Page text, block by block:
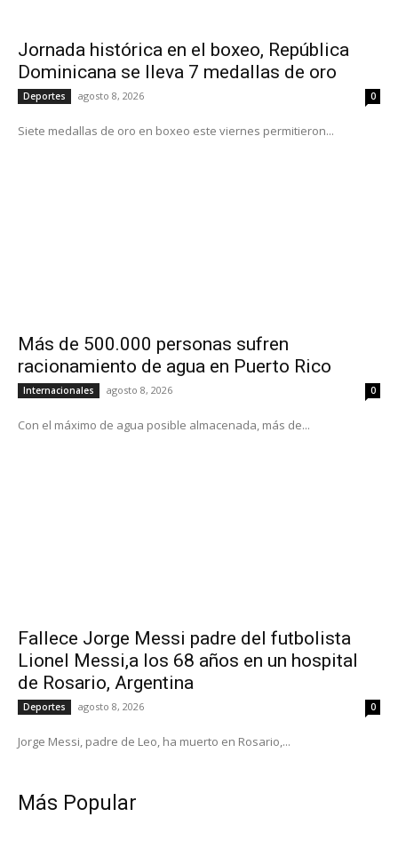
Jornada histórica en el boxeo, República
Dominicana se lleva 7 medallas de oro
Deportes agosto 8, 2026 0
Siete medallas de oro en boxeo este viernes permitieron...
Más de 500.000 personas sufren
racionamiento de agua en Puerto Rico
Internacionales agosto 8, 2026 0
Con el máximo de agua posible almacenada, más de...
Fallece Jorge Messi padre del futbolista
Lionel Messi,a los 68 años en un hospital
de Rosario, Argentina
Deportes agosto 8, 2026 0
Jorge Messi, padre de Leo, ha muerto en Rosario,...
Más Popular